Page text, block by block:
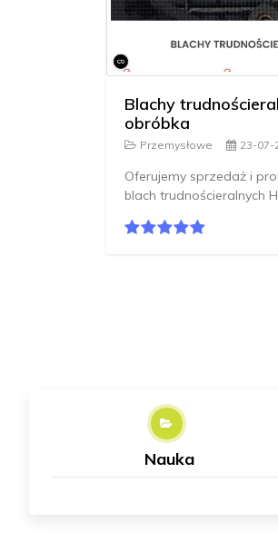
Blachy
obróbka
Przemysłowe 23-07-
Oferujemy sprzedaż i
blach trudnościeralnych
Nauka